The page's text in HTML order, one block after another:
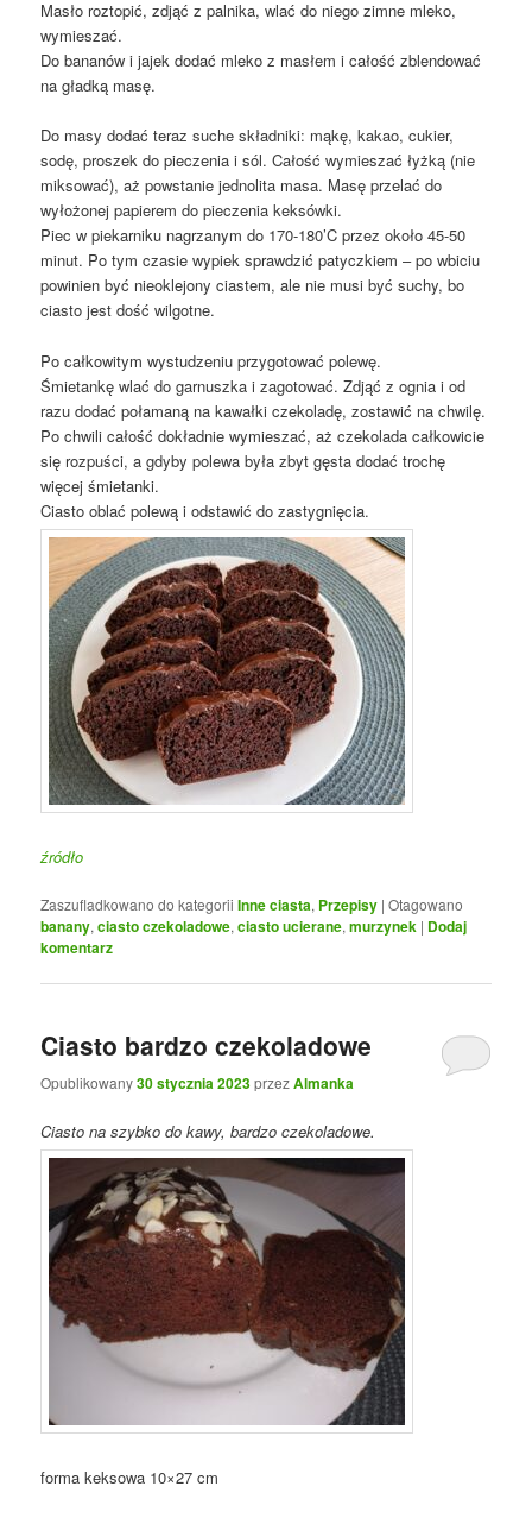
Masło roztopić, zdjąć z palnika, wlać do niego zimne mleko,
wymieszać.
Do bananów i jajek dodać mleko z masłem i całość zblendować
na gładką masę.
Do masy dodać teraz suche składniki: mąkę, kakao, cukier,
sodę, proszek do pieczenia i sól. Całość wymieszać łyżką (nie
miksować), aż powstanie jednolita masa. Masę przelać do
wyłożonej papierem do pieczenia keksówki.
Piec w piekarniku nagrzanym do 170-180’C przez około 45-50
minut. Po tym czasie wypiek sprawdzić patyczkiem – po wbiciu
powinien być nieoklejony ciastem, ale nie musi być suchy, bo
ciasto jest dość wilgotne.
Po całkowitym wystudzeniu przygotować polewę.
Śmietankę wlać do garnuszka i zagotować. Zdjąć z ognia i od
razu dodać połamaną na kawałki czekoladę, zostawić na chwilę.
Po chwili całość dokładnie wymieszać, aż czekolada całkowicie
się rozpuści, a gdyby polewa była zbyt gęsta dodać trochę
więcej śmietanki.
Ciasto oblać polewą i odstawić do zastygnięcia.
źródło
Zaszufladkowano do kategorii Inne ciasta, Przepisy |Otagowano
banany,ciasto czekoladowe,ciasto ucierane,murzynek | Dodaj
komentarz
Ciasto bardzo czekoladowe
Opublikowany30 stycznia 2023przezAlmanka
Ciasto na szybko do kawy, bardzo czekoladowe.
forma keksowa 10×27 cm